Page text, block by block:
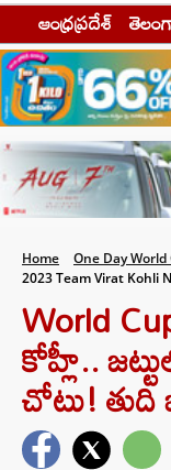
ఆంధ్రప్రదేశ్
Home One Day World
2023 Team Virat Kohli
World
కోహ్లీ..
చోటు! తుది